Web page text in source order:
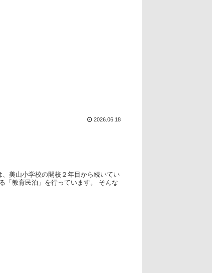
2026.06.18
美山小学校の開校２年目から続いてい
「教育民泊」を行っています。 そんな